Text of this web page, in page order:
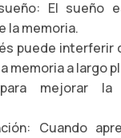
El sueño
la memoria.
puede interferir
memoria a largo
mejorar la
Cuando